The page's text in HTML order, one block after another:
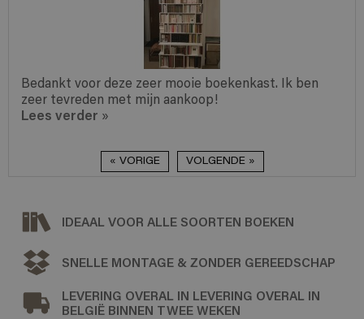
Bedankt voor deze zeer mooie boekenkast. Ik ben
zeer tevreden met mijn aankoop!
Lees verder »
« VORIGE VOLGENDE »
IDEAAL VOOR ALLE SOORTEN BOEKEN
SNELLE MONTAGE & ZONDER GEREEDSCHAP
LEVERING OVERAL IN LEVERING OVERAL IN
BELGIË BINNEN TWEE WEKEN